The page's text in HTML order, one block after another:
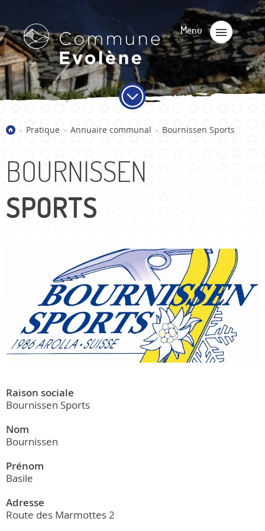
> Pratique > Annuaire communal > Bournissen Sports
BOURNISSEN
SPORTS
Raison sociale
Bournissen Sports
Nom
Bournissen
Prénom
Basile
Adresse
Route des Marmottes 2